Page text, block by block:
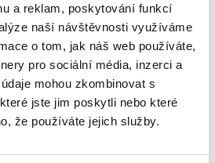
a reklam, poskytování funkcí
naší návštěvnosti využíváme
o tom, jak náš web používáte,
pro sociální média, inzerci a
mohou zkombinovat s
jste jim poskytli nebo které
že používáte jejich služby.
chytrá řešení